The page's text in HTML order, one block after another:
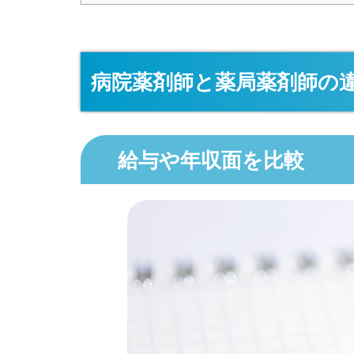
病院薬剤師と薬局薬剤師の
給与や年収面を比較